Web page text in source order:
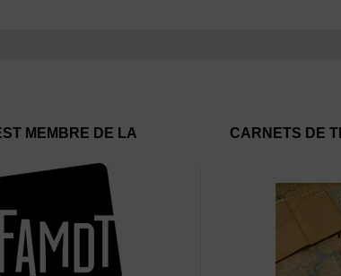
MEMBRE DE LA CARNETS DE